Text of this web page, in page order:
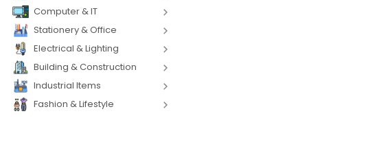
Computer & IT
Stationery & Office
Electrical & Lighting
Building & Construction
Industrial Items
Fashion & Lifestyle